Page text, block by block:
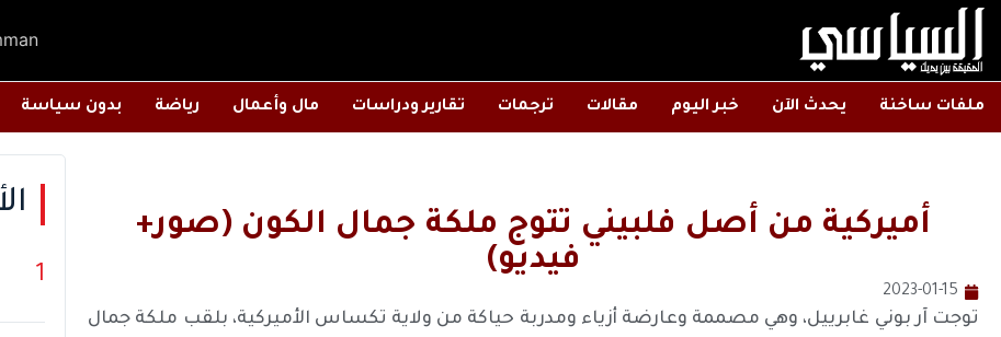
ملفات ساخنة يحدث الآن خبر اليوم مقالات ترجمات تقارير ودراسات مال وأعمال رياضة بدون سياسة
أميركية من أصل فلبيني تتوج ملكة جمال الكون (صور+
فيديو)
2023-01-15
توجت آر بوني غابرييل، وهي مصممة وعارضة أزياء ومدربة حياكة من ولاية تكساس الأميركية، بلقب ملكة جمال
1